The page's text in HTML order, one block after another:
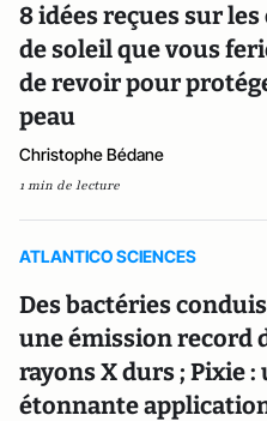
8 idées reçues sur les
de soleil que vous
de revoir pour
peau
Christophe Bédane
1 min de lecture
ATLANTICO SCIENCES
Des bactéries
une émission record
rayons X durs ; Pixie :
étonnante